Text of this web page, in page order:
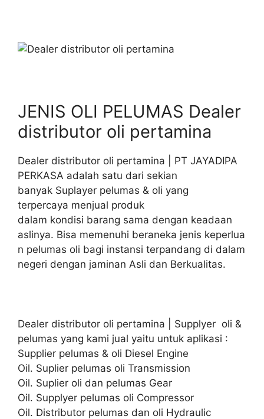
JENIS OLI PELUMAS Dealer
distributor oli pertamina
Dealer distributor oli pertamina | PT JAYADIPA
PERKASA adalah satu dari sekian
banyak Suplayer pelumas & oli yang
terpercaya menjual produk
dalam kondisi barang sama dengan keadaan
aslinya. Bisa memenuhi beraneka jenis keperlua
n pelumas oli bagi instansi terpandang di dalam
negeri dengan jaminan Asli dan Berkualitas.
Dealer distributor oli pertamina | Supplyer oli &
pelumas yang kami jual yaitu untuk aplikasi :
Supplier pelumas & oli Diesel Engine
Oil. Suplier pelumas oli Transmission
Oil. Suplier oli dan pelumas Gear
Oil. Supplyer pelumas oli Compressor
Oil. Distributor pelumas dan oli Hydraulic